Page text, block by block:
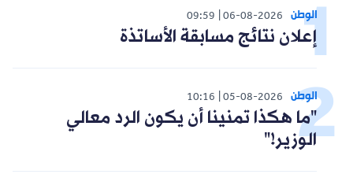
الوطن 06-08-2026
09:59
إعلان نتائج مسابقة الأساتذة
الوطن 05-08-2026
10:16
"ما هكذا تمنينا أن يكون الرد معالي
الوزير!"